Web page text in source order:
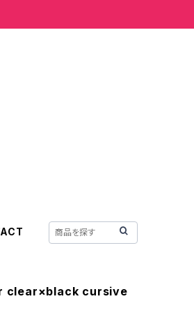
clear×black cursive